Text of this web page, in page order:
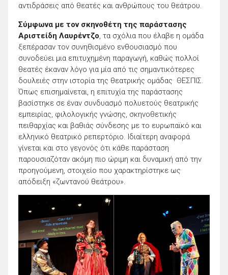
αντιδράσεις από θεατές και ανθρώπους του θεάτρου.
Σύμφωνα με τον σκηνοθέτη της παράστασης
Αριστείδη Λαυρέντζο, τα σχόλια που έλαβε η ομάδα
ξεπέρασαν τον συνηθισμένο ενθουσιασμό που
συνοδεύει μια επιτυχημένη παραγωγή, καθώς πολλοί
θεατές έκαναν λόγο για μία από τις σημαντικότερες
δουλειές στην ιστορία της θεατρικής ομάδας ΘΕΣΠΙΣ.
Όπως επισημαίνεται, η επιτυχία της παράστασης
βασίστηκε σε έναν συνδυασμό πολυετούς θεατρικής
εμπειρίας, φιλολογικής γνώσης, σκηνοθετικής
πειθαρχίας και βαθιάς σύνδεσης με το ευρωπαϊκό και
ελληνικό θεατρικό ρεπερτόριο. Ιδιαίτερη αναφορά
γίνεται και στο γεγονός ότι κάθε παράσταση
παρουσιαζόταν ακόμη πιο ώριμη και δυναμική από την
προηγούμενη, στοιχείο που χαρακτηρίστηκε ως
απόδειξη «ζωντανού θεάτρου».